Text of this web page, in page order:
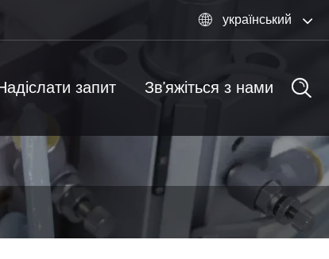
 український
запит Зв’яжіться з нами